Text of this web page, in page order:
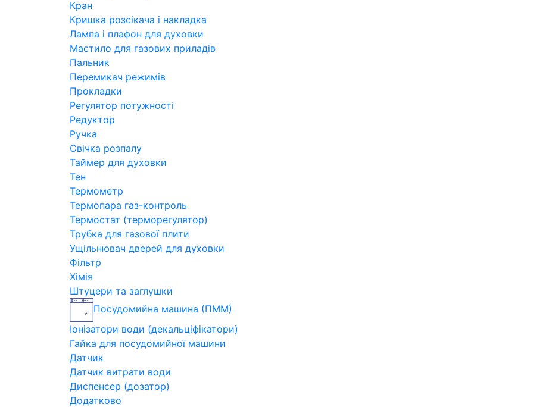
Кран
Кришка розсікача і накладка
Лампа і плафон для духовки
Мастило для газових приладів
Пальник
Перемикач режимів
Прокладки
Регулятор потужності
Редуктор
Ручка
Свічка розпалу
Таймер для духовки
Тен
Термометр
Термопара газ-контроль
Термостат (терморегулятор)
Трубка для газової плити
Ущільнювач дверей для духовки
Фільтр
Хімія
Штуцери та заглушки
Посудомийна машина (ПММ)
Іонізатори води (декальціфікатори)
Гайка для посудомийної машини
Датчик
Датчик витрати води
Диспенсер (дозатор)
Додатково